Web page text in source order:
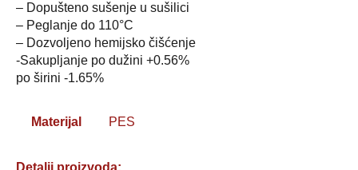
– Dopušteno sušenje u sušilici
– Peglanje do 110°C
– Dozvoljeno hemijsko čišćenje
-Sakupljanje po dužini +0.56%
po širini -1.65%
Materijal PES